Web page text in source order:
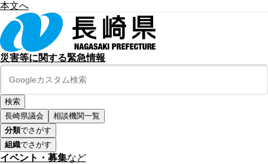
本文へ
災害等に関する緊急情報
長崎県議会
相談機関一覧
分類でさがす
組織でさがす
イベント・募集など